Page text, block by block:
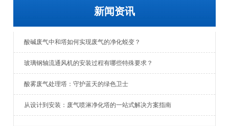
新闻资讯
酸碱废气中和塔如何实现废气的净化蜕变？
玻璃钢轴流通风机的安装过程有哪些特殊要求？
酸雾废气处理塔：守护蓝天的绿色卫士
从设计到安装：废气喷淋净化塔的一站式解决方案指南